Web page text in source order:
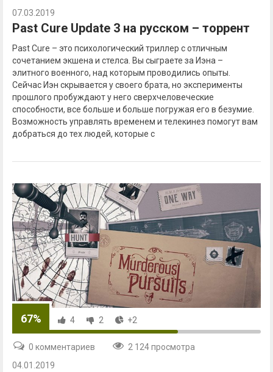
07.03.2019
Past Cure Update 3 на русском – торрент
Past Cure – это психологический триллер с отличным
сочетанием экшена и стелса. Вы сыграете за Иэна –
элитного военного, над которым проводились опыты.
Сейчас Иэн скрывается у своего брата, но эксперименты
прошлого пробуждают у него сверхчеловеческие
способности, все больше и больше погружая его в безумие.
Возможность управлять временем и телекинез помогут вам
добраться до тех людей, которые с
67% 4 2 +2
0 комментариев
2 124 просмотра
04.01.2019